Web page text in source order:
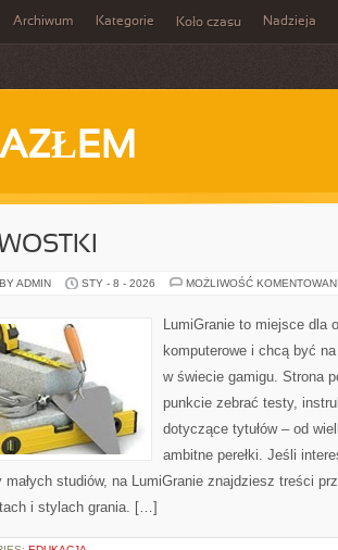
Archiwum Kategorie Koło czasu Nadzieja
ADMIN STY - 8 - 2026 MOŻLIWOŚĆ
LumiGranie to miejsce dla
komputerowe i chcą być
w świecie gamigu. Strona
punkcie zebrać testy,
dotyczące tytułów – od
ambitne perełki. Jeśli
małych studiów, na LumiGranie znajdziesz treści
i stylach grania. […]